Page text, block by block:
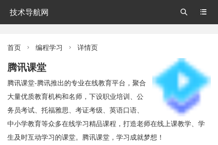
技术导航网 

首页  编程学习  详情页
腾讯课堂
腾讯课堂-腾讯推出的专业在线教育平台，聚合
大量优质教育机构和名师，下设职业培训、公
务员考试、托福雅思、考证考级、英语口语、
中小学教育等众多在线学习精品课程，打造老师在线上课教学、学
生及时互动学习的课堂。腾讯课堂，学习成就梦想！